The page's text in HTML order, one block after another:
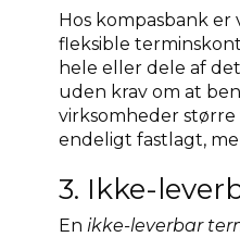
Hos kompasbank
fleksible
hele eller dele af
uden krav om at
virksomheder
endeligt fastlagt,
3. Ikke-
En ikke-leverbar